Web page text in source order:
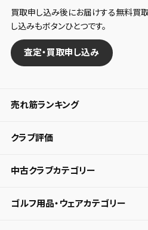
買取申し込み後にお届けする無料買
し込みもボタンひとつです。
査定・買取申し込み
売れ筋ランキング
クラブ評価
中古クラブカテゴリー
ゴルフ用品・ウェアカテゴリー